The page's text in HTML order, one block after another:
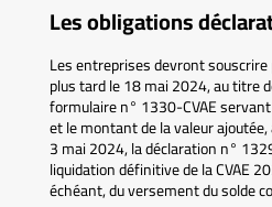
Les obligations
Les entreprises devront
plus tard le 18 mai 2024, au titre
formulaire n° 1330-CVAE
et le montant de la valeur
3 mai 2024, la déclaration n°
liquidation définitive de la CVAE
échéant, du versement du solde